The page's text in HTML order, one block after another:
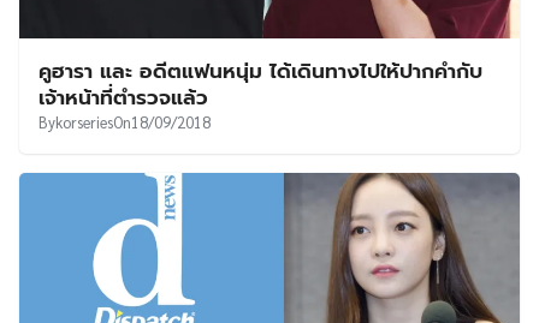
คูฮารา และ อดีตแฟนหนุ่ม ได้เดินทางไปให้ปากคำกับ
เจ้าหน้าที่ตำรวจแล้ว
BykorseriesOn18/09/2018